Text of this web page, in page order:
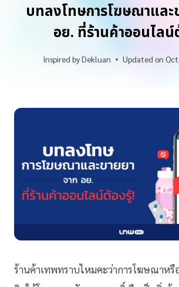
บทลงโทษการโฆษณาและ
อย. ที่ร้านค้าออนไลน์
Inspired byDekluan Updated on
ร้านค้าเทพทราบไหมคะว่าการโฆษณาหรื